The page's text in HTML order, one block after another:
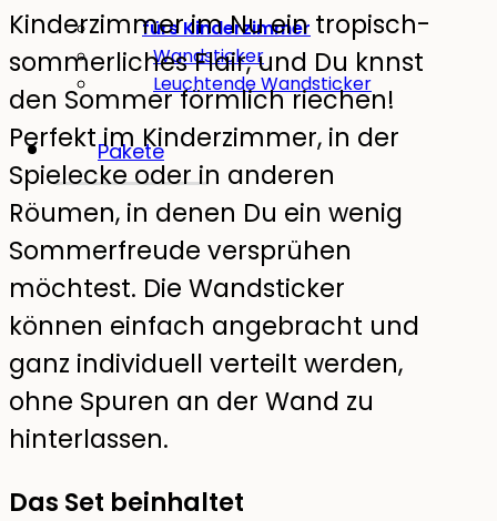
fürs Kinderzimmer
Wandsticker
Leuchtende Wandsticker
Pakete
Kinderzimmer im Nu ein tropisch-
sommerliches Flair, und Du knnst
den Sommer förmlich riechen!
Perfekt im Kinderzimmer, in der
Spielecke oder in anderen
Röumen, in denen Du ein wenig
Sommerfreude versprühen
möchtest. Die Wandsticker
können einfach angebracht und
ganz individuell verteilt werden,
ohne Spuren an der Wand zu
hinterlassen.
Das Set beinhaltet